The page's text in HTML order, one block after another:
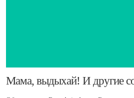
​Мама, выдыхай! И другие